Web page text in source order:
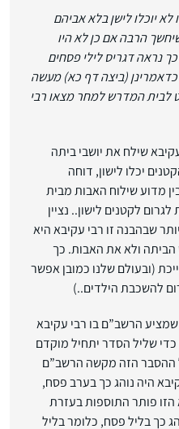
לא יוכלו לישן בלא אביהם
הרבה אם כן לא היו
נראה דגריס לילי פסחים
(ביצה דף כא) מעשה
לבית המדרש למחר מצאו רבי
שילח את יושבי ביתה
יכלו לישון, דוחה
מדוע שילוח האבות מבית
לקטנים לישון.. נציין
שבהבנה זו רבי עקיבא היא
ולא את האבות. כך
(ובעולם שלנו כמובן אפשר
להשכבת הילדים..)
הרשב”ם בו רבי עקיבא
שליל הסדר יתחיל מוקדם
ההסבר הזה מקשה הרשב”ם
היה נוהג כך בערב פסח,
הזו פותר התוספות בעזרת
כך בליל פסח, כלומר בליל